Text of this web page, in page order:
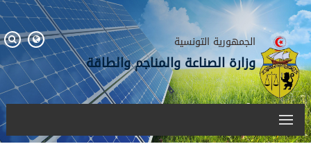
الجمهورية التونسية
وزارة الصناعة والمناجم والطاقة